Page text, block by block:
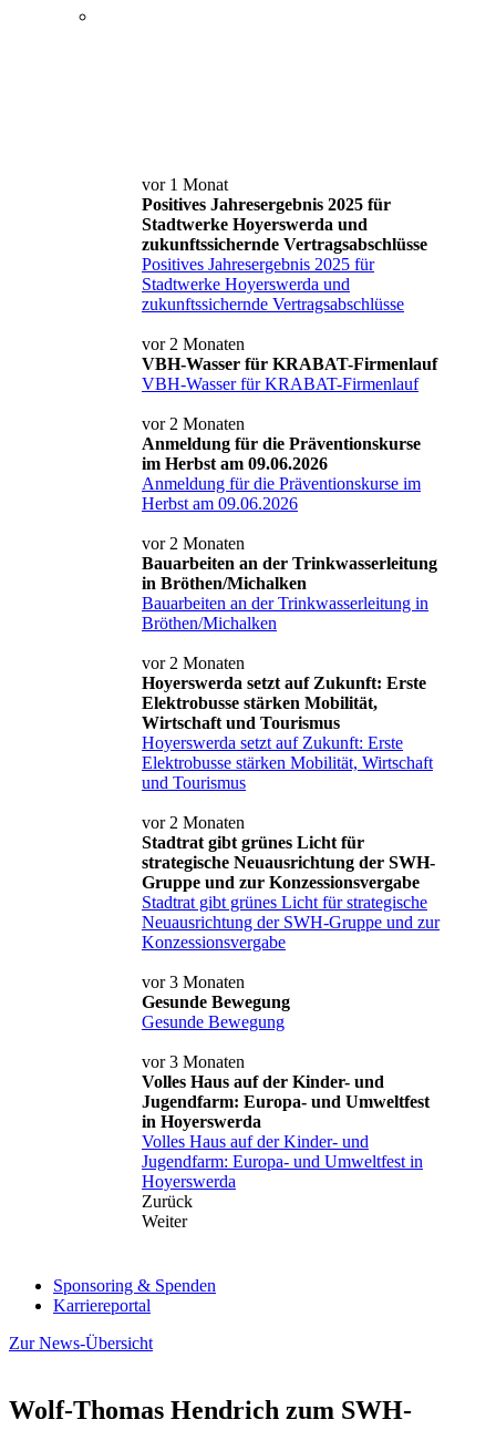
vor 1 Monat
Positives Jahresergebnis 2025 für
Stadtwerke Hoyerswerda und
zukunftssichernde Vertragsabschlüsse
Positives Jahresergebnis 2025 für
Stadtwerke Hoyerswerda und
zukunftssichernde Vertragsabschlüsse
vor 2 Monaten
VBH-Wasser für KRABAT-Firmenlauf
VBH-Wasser für KRABAT-Firmenlauf
vor 2 Monaten
Anmeldung für die Präventionskurse
im Herbst am 09.06.2026
Anmeldung für die Präventionskurse im
Herbst am 09.06.2026
vor 2 Monaten
Bauarbeiten an der Trinkwasserleitung
in Bröthen/Michalken
Bauarbeiten an der Trinkwasserleitung in
Bröthen/Michalken
vor 2 Monaten
Hoyerswerda setzt auf Zukunft: Erste
Elektrobusse stärken Mobilität,
Wirtschaft und Tourismus
Hoyerswerda setzt auf Zukunft: Erste
Elektrobusse stärken Mobilität, Wirtschaft
und Tourismus
vor 2 Monaten
Stadtrat gibt grünes Licht für
strategische Neuausrichtung der SWH-
Gruppe und zur Konzessionsvergabe
Stadtrat gibt grünes Licht für strategische
Neuausrichtung der SWH-Gruppe und zur
Konzessionsvergabe
vor 3 Monaten
Gesunde Bewegung
Gesunde Bewegung
vor 3 Monaten
Volles Haus auf der Kinder- und
Jugendfarm: Europa- und Umweltfest
in Hoyerswerda
Volles Haus auf der Kinder- und
Jugendfarm: Europa- und Umweltfest in
Hoyerswerda
Zurück
Weiter
Sponsoring & Spenden
Karriereportal
Zur News-Übersicht
Wolf-Thomas Hendrich zum SWH-